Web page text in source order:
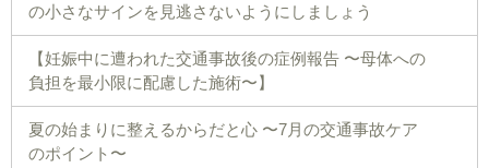
の小さなサインを見逃さないようにしましょう
【妊娠中に遭われた交通事故後の症例報告 〜母体への
負担を最小限に配慮した施術〜】
夏の始まりに整えるからだと心 〜7月の交通事故ケア
のポイント〜